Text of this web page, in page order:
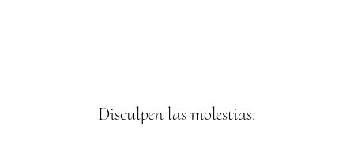
Disculpen las molestias.